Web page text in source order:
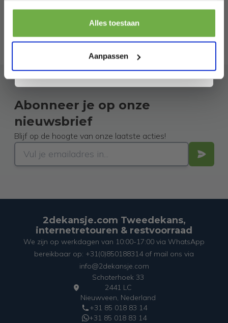
Alles toestaan
Aanpassen
Abonneer je op onze
nieuwsbrief
Blijf op de hoogte van onze laatste acties!
2dekansje.com Tweedekans,
internetretouren & restvoorraad
We zijn op werkdagen van 10:00-17:00 via WhatsApp
bereikbaar op: +31(0)850188314 of mail ons via
info@2dekansje.com
Schoterhoek 33
2441 LC
Nieuwveen, Nederland
+31 85 018 83 14
+31 85 018 83 14
Pak € 5,- korting
. Je kunt je op elk moment weer afmelden.